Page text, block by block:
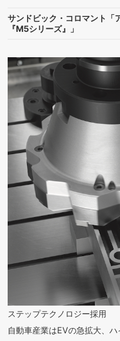
サンドビック・コロマント「
『M5シリーズ』」
ステップテクノロジー採用
自動車産業はEVの急拡大、